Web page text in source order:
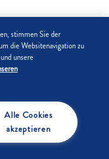
stimmen Sie der
die Websitenavigation zu
unsere
Alle Cookies
akzeptieren